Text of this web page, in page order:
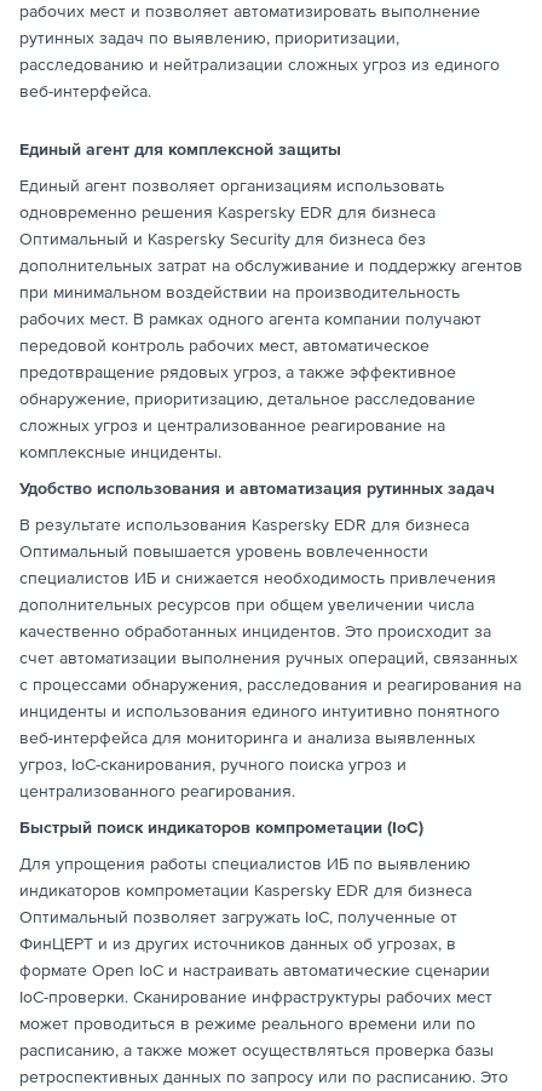
рабочих мест и позволяет автоматизировать выполнение
рутинных задач по выявлению, приоритизации,
расследованию и нейтрализации сложных угроз из единого
веб-интерфейса.
Единый агент для комплексной защиты
Единый агент позволяет организациям использовать
одновременно решения Kaspersky EDR для бизнеса
Оптимальный и Kaspersky Security для бизнеса без
дополнительных затрат на обслуживание и поддержку агентов
при минимальном воздействии на производительность
рабочих мест. В рамках одного агента компании получают
передовой контроль рабочих мест, автоматическое
предотвращение рядовых угроз, а также эффективное
обнаружение, приоритизацию, детальное расследование
сложных угроз и централизованное реагирование на
комплексные инциденты.
Удобство использования и автоматизация рутинных задач
В результате использования Kaspersky EDR для бизнеса
Оптимальный повышается уровень вовлеченности
специалистов ИБ и снижается необходимость привлечения
дополнительных ресурсов при общем увеличении числа
качественно обработанных инцидентов. Это происходит за
счет автоматизации выполнения ручных операций, связанных
с процессами обнаружения, расследования и реагирования на
инциденты и использования единого интуитивно понятного
веб-интерфейса для мониторинга и анализа выявленных
угроз, IoC-сканирования, ручного поиска угроз и
централизованного реагирования.
Быстрый поиск индикаторов компрометации (IoC)
Для упрощения работы специалистов ИБ по выявлению
индикаторов компрометации Kaspersky EDR для бизнеса
Оптимальный позволяет загружать IoC, полученные от
ФинЦЕРТ и из других источников данных об угрозах, в
формате Open IoC и настраивать автоматические сценарии
IoC-проверки. Сканирование инфраструктуры рабочих мест
может проводиться в режиме реального времени или по
расписанию, а также может осуществляться проверка базы
ретроспективных данных по запросу или по расписанию. Это